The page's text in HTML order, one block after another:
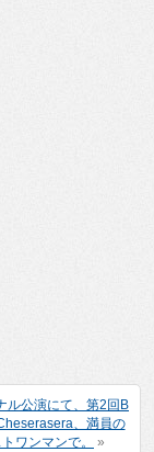
ル公演にて、第2回B
、満員の
ワンマンで。
»